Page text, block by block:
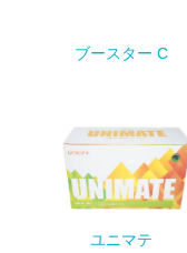
ブースター C
ユニマテ